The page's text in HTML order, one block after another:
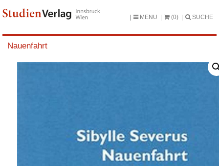
MENU (0) SUCHE
Nauenfahrt